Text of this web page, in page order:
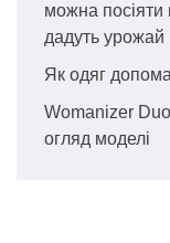
можна посіяти
дадуть урожай
Як одяг
Womanizer
огляд моделі